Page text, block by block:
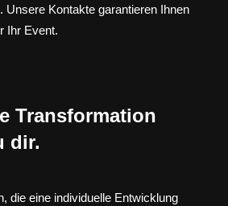
Unsere Kontakte garantieren Ihnen
Ihr Event.
Transformation
dir.
die eine individuelle Entwicklung